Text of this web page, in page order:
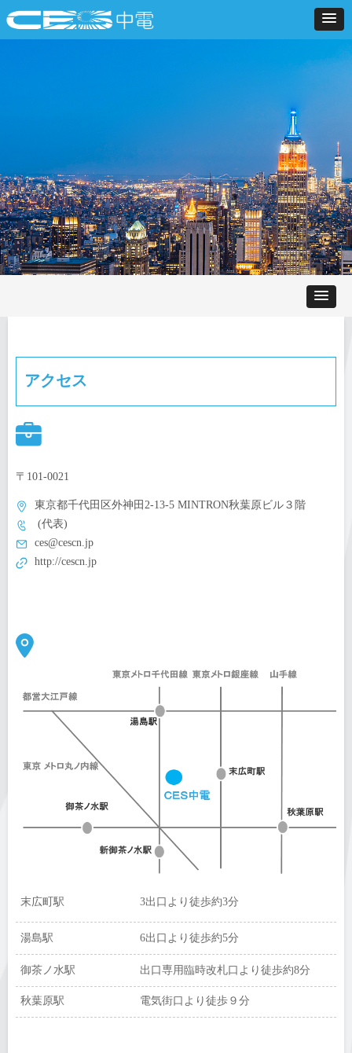
〒101-0021
東京都千代田区外神田2-13-5 MINTRON秋葉原ビル３階
(代表)
ces@cescn.jp
http://cescn.jp
末広町駅 3出口より徒歩約3分
湯島駅 6出口より徒歩約5分
御茶ノ水駅 出口専用臨時改札口より徒歩約8分
秋葉原駅 電気街口より徒歩９分
アクセス